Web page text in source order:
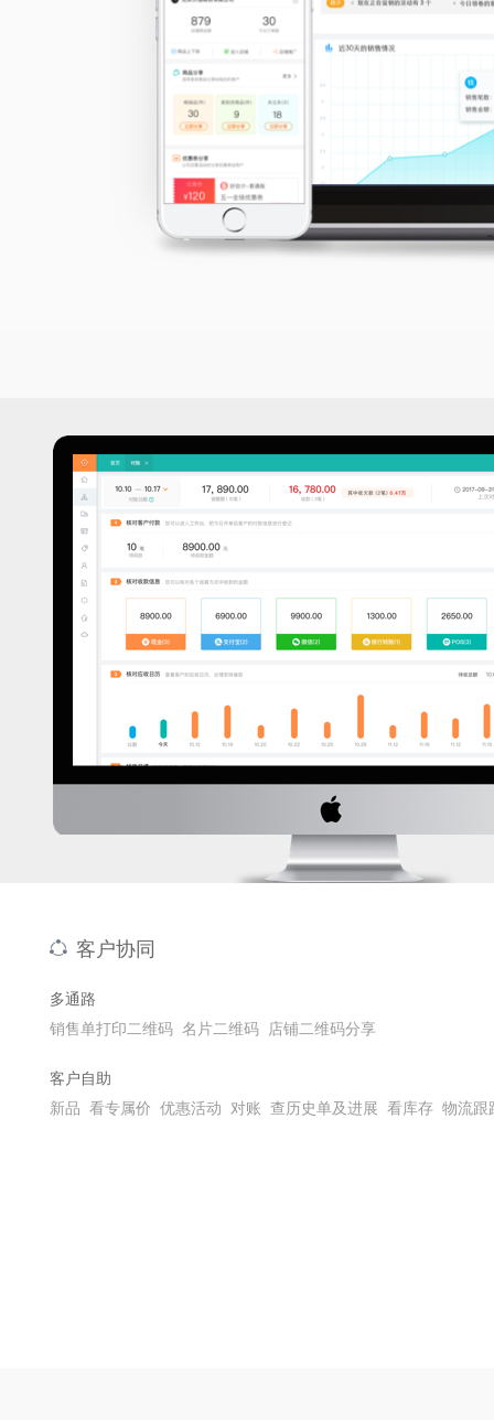
客户协同
多通路
销售单打印二维码 名片二维码 店铺二维码分享
客户自助
新品 看专属价 优惠活动 对账 查历史单及进展 看库存 物流跟